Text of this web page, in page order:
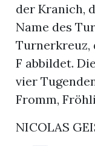
der Kranich,
Name des
Turnerkreuz,
F abbildet.
vier
Fromm,
NICOLAS